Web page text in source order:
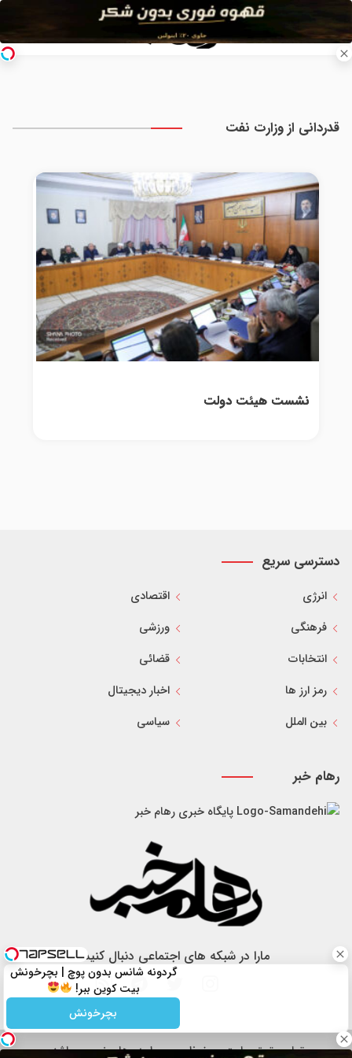
قدردانی از وزارت نفت
نشست هیئت دولت
دسترسی سریع
انرژی
اقتصادی
فرهنگی
ورزشی
انتخابات
قضائی
رمز ارز ها
اخبار دیجیتال
بین الملل
سیاسی
رهام خبر
پایگاه خبری رهام خبر
مارا در شبکه های اجتماعی دنبال کنید
تمام حقوق سایت محفوظ و مربوط به رهام خبر می باشد.
گردونه شانس بدون پوچ | بچرخونش
بیت کوین ببر!
بچرخونش